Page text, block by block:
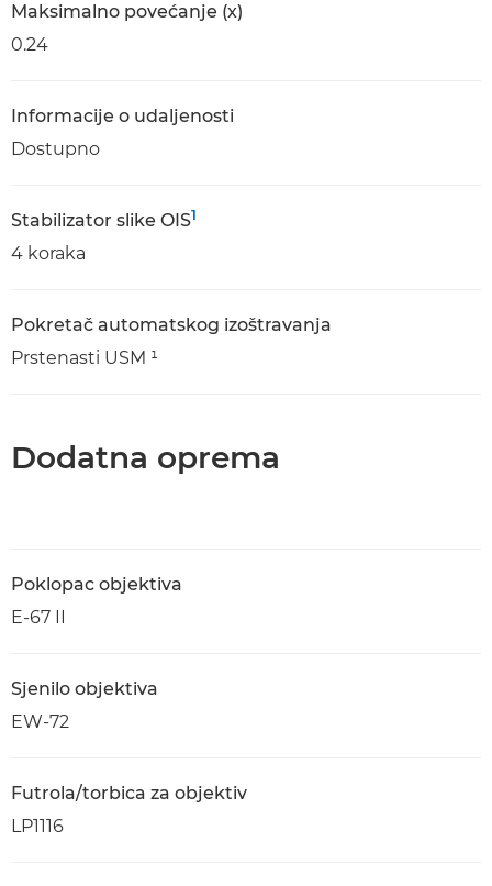
Maksimalno povećanje (x)
0.24
Informacije o udaljenosti
Dostupno
Stabilizator slike OIS1
4 koraka
Pokretač automatskog izoštravanja
Prstenasti USM ¹
Dodatna oprema
Poklopac objektiva
E-67 II
Sjenilo objektiva
EW-72
Futrola/torbica za objektiv
LP1116